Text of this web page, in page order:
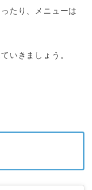
たり、メニューは
いきましょう。